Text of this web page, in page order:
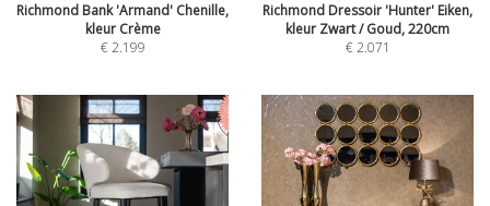
Richmond Bank 'Armand' Chenille,
kleur Crème
€2.199
Richmond Dressoir 'Hunter' Eiken,
kleur Zwart / Goud, 220cm
€2.071